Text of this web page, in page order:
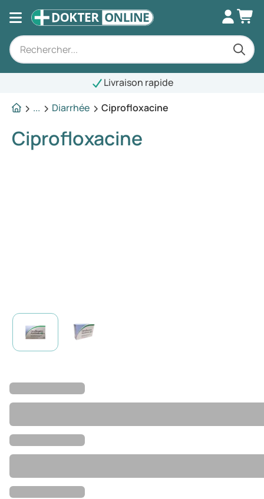
Livraison rapide
...
Diarrhée Ciprofloxacine
Ciprofloxacine